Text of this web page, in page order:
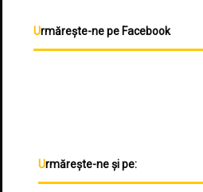
Urmărește-ne pe Facebook
Urmărește-ne și pe: